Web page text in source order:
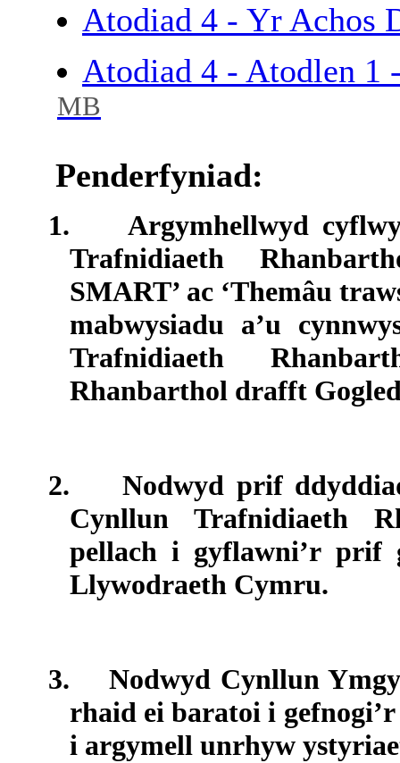
Atodiad 4 - Yr Achos
Atodiad 4 - Atodlen 1
MB
Penderfyniad:
1.
Argymhellwyd
Trafnidiaeth
SMART’ ac ‘Themâu
mabwysiadu a’u
Trafnidiaeth
Rhanbarthol drafft
2.
Nodwyd prif
Cynllun Trafnidiaeth
pellach i gyflawni’r
Llywodraeth Cymru.
3.
Nodwyd Cynllun
rhaid ei baratoi i
i argymell unrhyw